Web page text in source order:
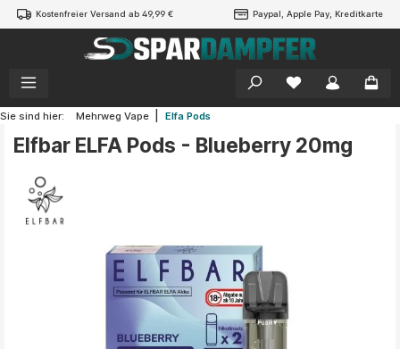
springen
Kostenfreier Versand ab 49,99 € Paypal, Apple Pay, Kreditkarte
Sie sind hier: Mehrweg Vape Elfa Pods
Elfbar ELFA Pods - Blueberry 20mg